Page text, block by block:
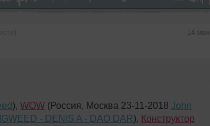
14 мая
), WOW (Россия, Москва 23-11-2018 John
- DENIS A - DAO DAR), Конструктор